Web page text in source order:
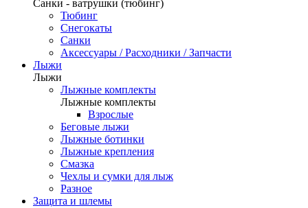
Санки - ватрушки (тюбинг)
Тюбинг
Снегокаты
Санки
Аксессуары / Расходники / Запчасти
Лыжи
Лыжи
Лыжные комплекты
Лыжные комплекты
Взрослые
Беговые лыжи
Лыжные ботинки
Лыжные крепления
Смазка
Чехлы и сумки для лыж
Разное
Защита и шлемы